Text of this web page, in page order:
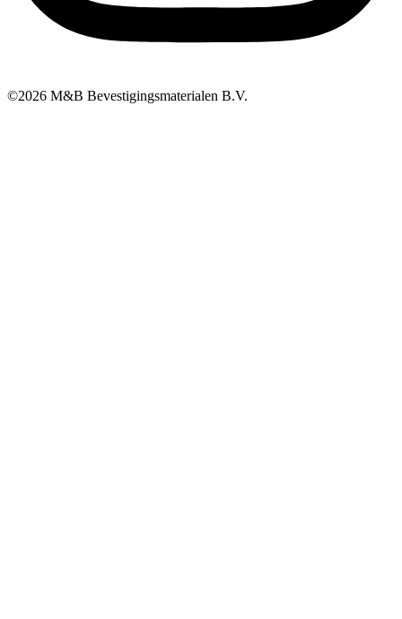
©2026 M&B Bevestigingsmaterialen B.V.